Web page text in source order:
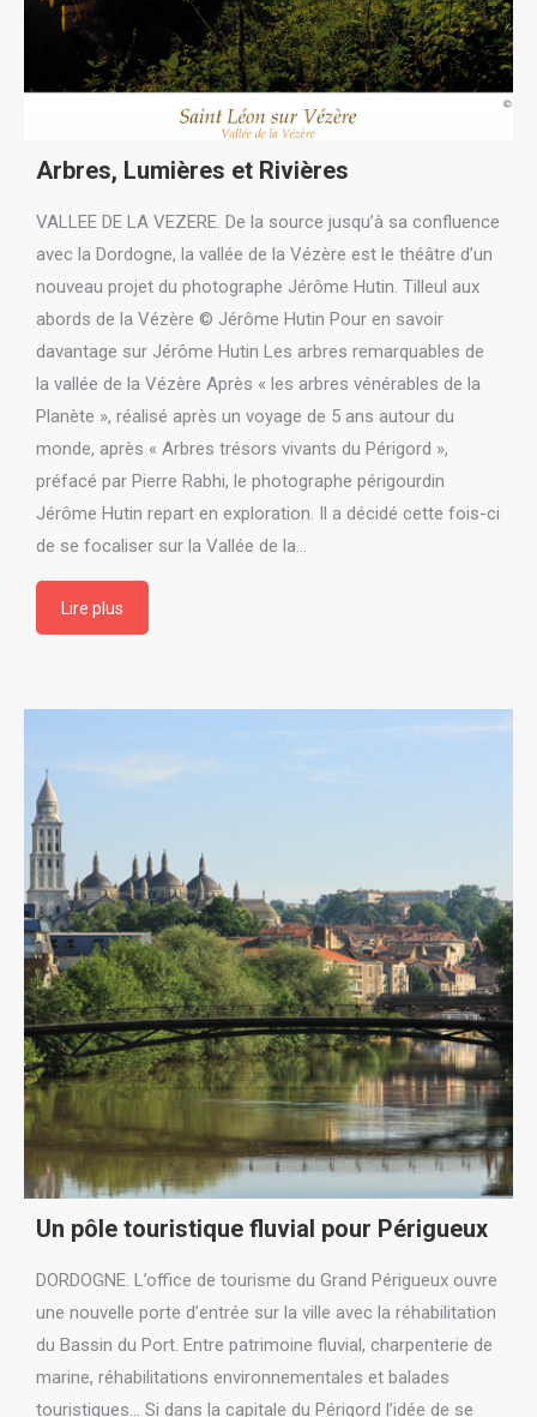
Arbres, Lumières et Rivières
VALLEE DE LA VEZERE. De la source jusqu’à sa confluence
avec la Dordogne, la vallée de la Vézère est le théâtre d’un
nouveau projet du photographe Jérôme Hutin. Tilleul aux
abords de la Vézère © Jérôme Hutin Pour en savoir
davantage sur Jérôme Hutin Les arbres remarquables de
la vallée de la Vézère Après « les arbres vénérables de la
Planète », réalisé après un voyage de 5 ans autour du
monde, après « Arbres trésors vivants du Périgord »,
préfacé par Pierre Rabhi, le photographe périgourdin
Jérôme Hutin repart en exploration. Il a décidé cette fois-ci
de se focaliser sur la Vallée de la…
Lire plus
Un pôle touristique fluvial pour Périgueux
DORDOGNE. L’office de tourisme du Grand Périgueux ouvre
une nouvelle porte d’entrée sur la ville avec la réhabilitation
du Bassin du Port. Entre patrimoine fluvial, charpenterie de
marine, réhabilitations environnementales et balades
touristiques... Si dans la capitale du Périgord l’idée de se